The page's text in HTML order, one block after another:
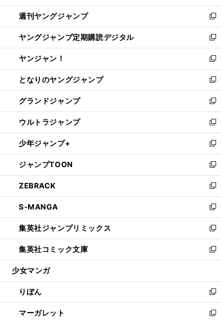
開
く
ウ
で
開
く
ン
ド
ウ
で
開
く
ウ
ィ
ン
ド
ウ
で
開
く
週刊ヤングジャンプ
新
し
い
ウ
ィ
ン
ド
ウ
で
開
く
ヤングジャンプ定期購読デジタル
新
し
い
ウ
ィ
ン
ド
ウ
で
開
く
ヤンジャン！
新
し
い
ウ
ィ
ン
ド
ウ
で
開
く
となりのヤングジャンプ
新
し
い
ウ
ィ
ン
ド
ウ
で
開
く
グランドジャンプ
新
し
い
ウ
ィ
ン
ド
ウ
で
開
く
ウルトラジャンプ
新
し
い
ウ
ィ
ン
ド
ウ
で
開
く
少年ジャンプ+
新
し
い
ウ
ィ
ン
ド
ウ
で
開
く
ジャンプTOON
新
し
い
ウ
ィ
ン
ド
ウ
で
開
ZEBRACK
新
し
い
ウ
ィ
ン
ド
ウ
開
く
S-MANGA
新
し
い
ウ
ィ
ン
ウ
で
開
く
集英社ジャンプリミックス
新
し
い
ウ
ン
ド
ウ
で
集英社コミック文庫
新
し
ウ
ィ
ン
ド
少女マンガ
りぼん
新
し
い
マーガレット 新